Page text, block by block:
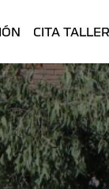
CITA TALLER